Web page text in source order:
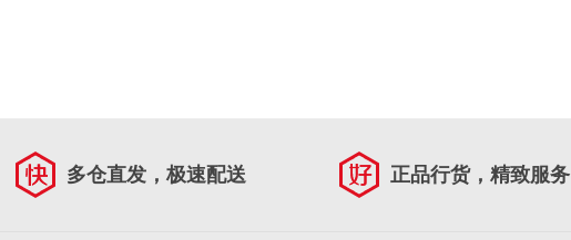
多仓直发，极速配送 正品行货，精致服务